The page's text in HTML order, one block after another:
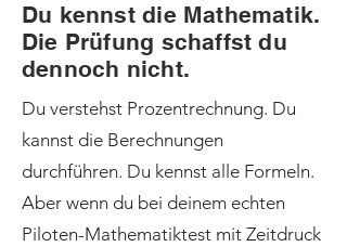
Du kennst die Mathematik.
Die Prüfung schaffst du
dennoch nicht.
Du verstehst Prozentrechnung. Du
kannst die Berechnungen
durchführen. Du kennst alle Formeln.
Aber wenn du bei deinem echten
Piloten-Mathematiktest mit Zeitdruck